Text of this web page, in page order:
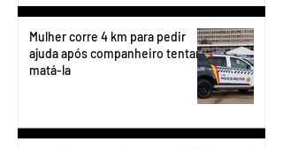
Mulher corre 4 km para pedir
ajuda após companheiro tentar
matá-la